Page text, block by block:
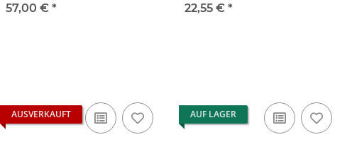
57,00 € *
22,55 € *
AUSVERKAUFT AUF LAGER